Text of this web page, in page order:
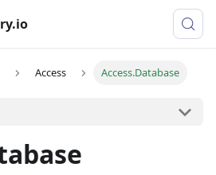
Access Access.Database